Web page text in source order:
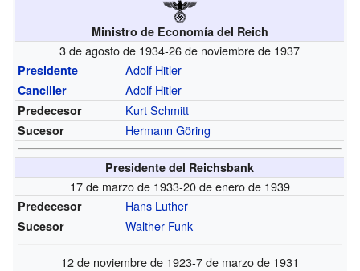
Ministro de Economía del Reich
3 de agosto de 1934-26 de noviembre de 1937
Presidente Adolf Hitler
Canciller Adolf Hitler
Predecesor Kurt Schmitt
Sucesor Hermann Göring
Presidente del Reichsbank
17 de marzo de 1933-20 de enero de 1939
Predecesor Hans Luther
Sucesor Walther Funk
12 de noviembre de 1923-7 de marzo de 1931